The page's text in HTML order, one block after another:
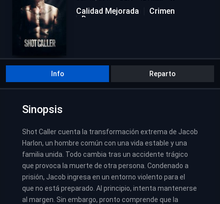
Calidad Mejorada
Crimen
Drama
Info Reparto
Sinopsis
Shot Caller cuenta la transformación extrema de Jacob
Harlon, un hombre común con una vida estable y una
familia unida. Todo cambia tras un accidente trágico
que provoca la muerte de otra persona. Condenado a
prisión, Jacob ingresa en un entorno violento para el
que no está preparado. Al principio, intenta mantenerse
al margen. Sin embargo, pronto comprende que la